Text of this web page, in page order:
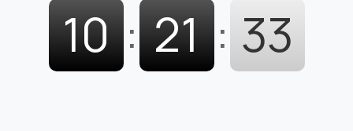
10 : 21 : 35